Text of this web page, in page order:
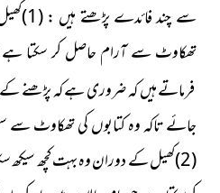
سے چند
تھکاوٹ سے آرام حاصل کر سکتا ہے
فرماتے ہیں کہ ضروری ہے کہ پڑھنے کے
جائے تاکہ وہ کتابوں کی تھکاوٹ سے
(2)کھیل کے دوران وہ بہت کچھ سیکھ